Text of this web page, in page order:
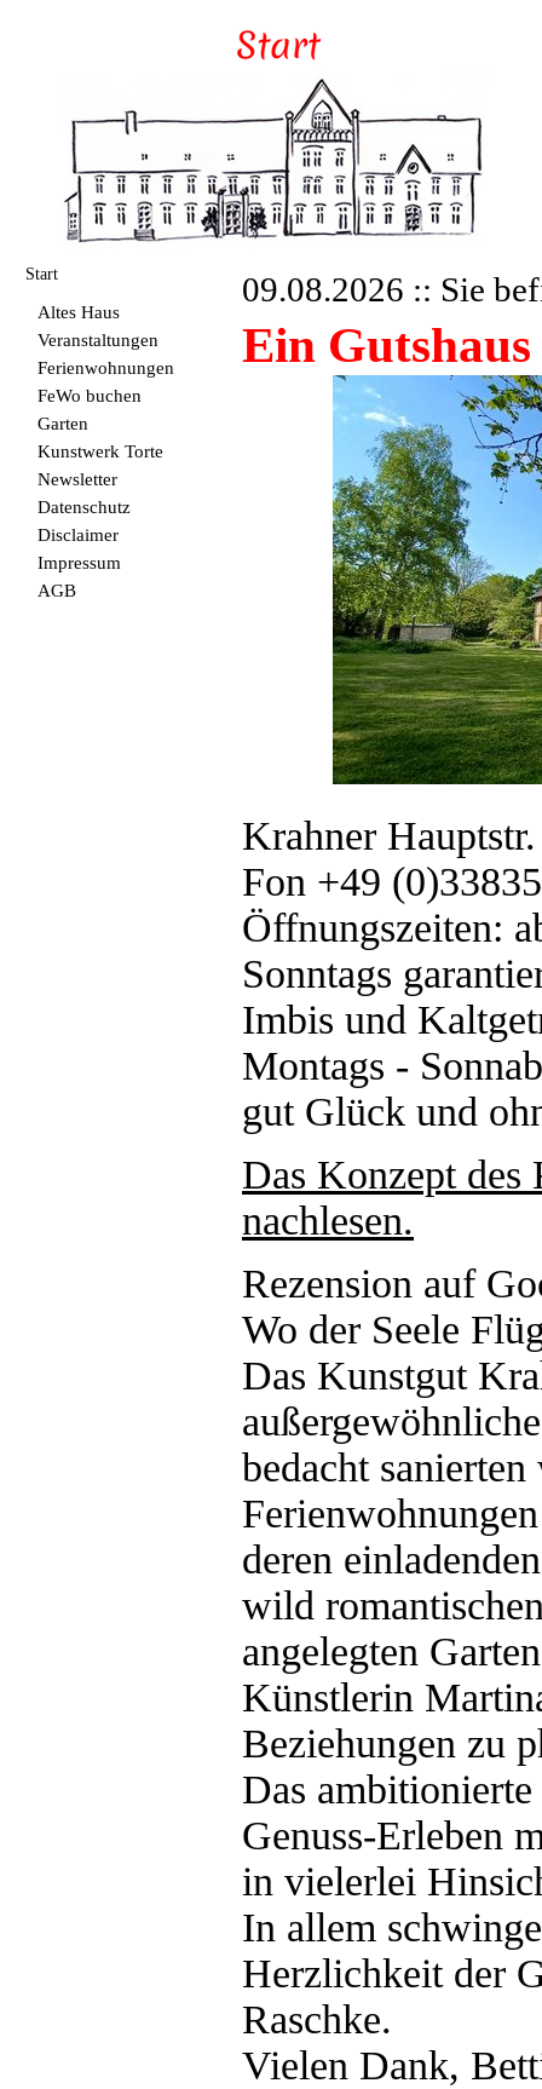
Start
Altes Haus
Veranstaltungen
Ferienwohnungen
FeWo buchen
Garten
Kunstwerk Torte
Newsletter
Datenschutz
Disclaimer
Impressum
AGB
09.08.2026 :: Sie
Ein
Krahner
Fon +49
Öffnungszeiten:
Sonntags
Imbis und
Montags -
gut Glück und
Das Konzept des
nachlesen.
Rezension auf
Wo der Seele
Das Kunstgut
bedacht
deren
wild
angelegten
Künstlerin
Beziehungen zu
Das
Genuss-Erleben
in vielerlei
In allem
Herzlichkeit der
Raschke.
Vielen Dank,